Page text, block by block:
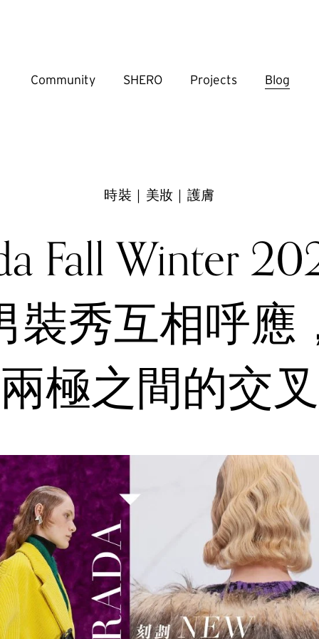
Community SHERO Projects Blog
Fall Winter
裝秀互相呼應
極之間的交
時裝｜美妝｜護膚